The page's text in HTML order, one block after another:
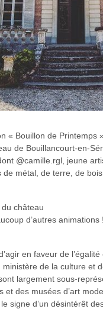
« Bouillon de Printemps »
de Bouillancourt-en-
@camille.rgl, jeune
métal, de terre, de
château
d’autres animations !
en faveur de
de la culture et
largement sous-
et des musées d’art
signe d’un désintérêt